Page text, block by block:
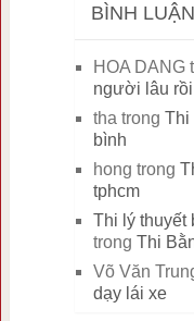
BÌNH
HOA DANG
người lâu
tha trong Thi
bình
hong trong
tphcm
Thi lý thuyết
trong Thi
Võ Văn
dạy lái xe